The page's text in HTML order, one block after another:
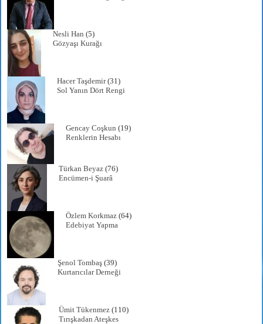
Nesli Han (5)
Gözyaşı Kurağı
Hacer Taşdemir(31)
Sol Yanın Dört Rengi
Gencay Coşkun (19)
Renklerin Hesabı
Türkan Beyaz (76)
Encümen-i Şuarâ
Özlem Korkmaz (64)
Edebiyat Yapma
Şenol Tombaş (39)
Kurtarıcılar Derneği
Ümit Tükenmez (110)
Tırışkadan Ateşkes